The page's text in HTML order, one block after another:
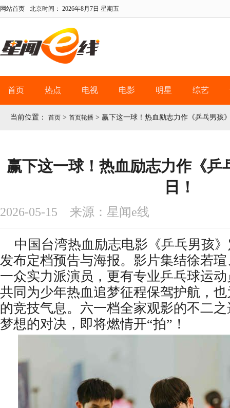
网站首页 北京时间： 2026年8月7日 星期五
首页 热点 电视 电影 明星 综艺
当前位置： 首页 > 首页轮播 > 赢下这一球！热血励志力作《乒乓男孩
赢下这一球！热血励志力作《乒
日！
2026-05-15 来源：星闻e线
中国台湾热血励志电影《乒乓男孩
发布定档预告与海报。影片集结徐若
一众实力派演员，更有专业乒乓球运
共同为少年热血追梦征程保驾护航，
的竞技气息。六一档全家观影的不二
梦想的对决，即将燃情开“拍”！